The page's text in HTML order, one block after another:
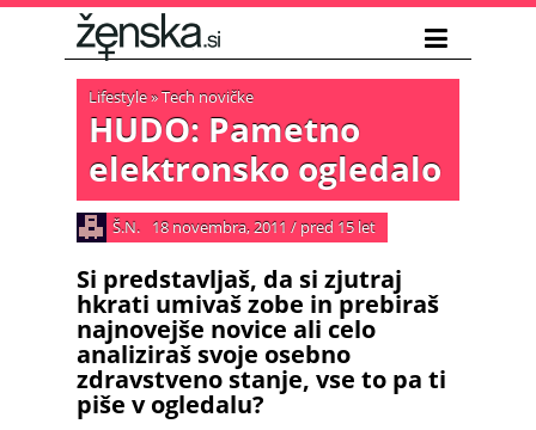
Lifestyle»Tech novičke
HUDO: Pametno
elektronsko ogledalo
Š.N. 18 novembra, 2011 / pred 15 let
Si predstavljaš, da si zjutraj
hkrati umivaš zobe in prebiraš
najnovejše novice ali celo
analiziraš svoje osebno
zdravstveno stanje, vse to pa ti
piše v ogledalu?